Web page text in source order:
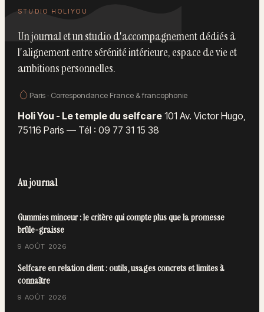
STUDIO HOLIYOU
Un journal et un studio d'accompagnement dédiés à
l'alignement entre sérénité intérieure, espace de vie et
ambitions personnelles.
Paris · Correspondance France & francophonie
Holi You - Le temple du selfcare 101 Av. Victor Hugo,
75116 Paris — Tél : 09 77 31 15 38
Au journal
Gummies minceur : le critère qui compte plus que la promesse
brûle-graisse
9 AOÛT 2026
Selfcare en relation client : outils, usages concrets et limites à
connaître
9 AOÛT 2026